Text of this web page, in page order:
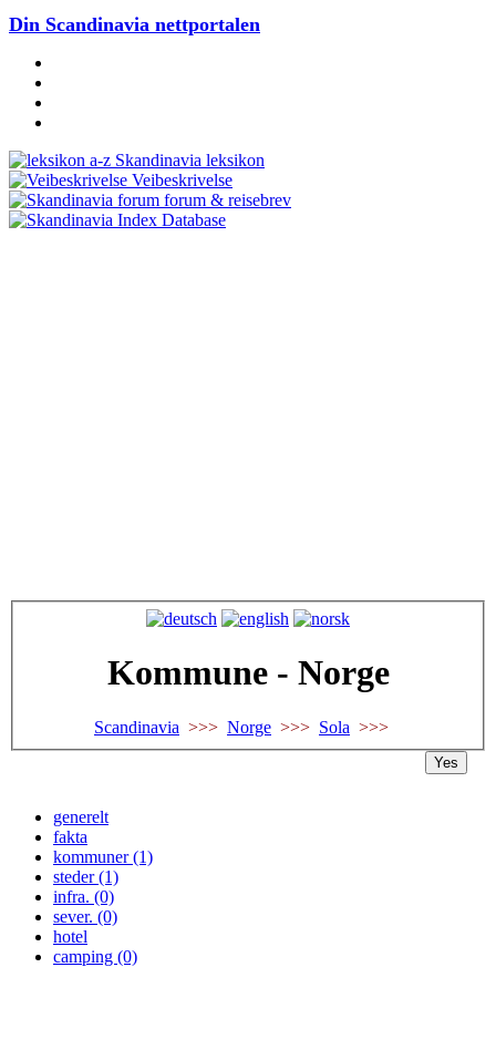
Din Scandinavia nettportalen
Skandinavia leksikon
Veibeskrivelse
forum & reisebrev
Database
Kommune - Norge
Scandinavia >>> Norge >>> Sola
generelt
fakta
kommuner (1)
steder (1)
infra. (0)
sever. (0)
hotel
camping (0)
Yes